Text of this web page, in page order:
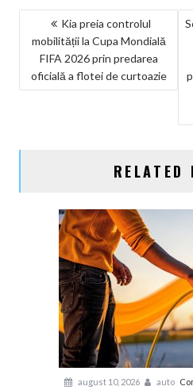
NAVIGARE
ÎN
ARTICOLE
Kia preia controlul
mobilității la Cupa Mondială
FIFA 2026 prin predarea
oficială a flotei de curtoazie
RELATED
august 10, 2026 auto